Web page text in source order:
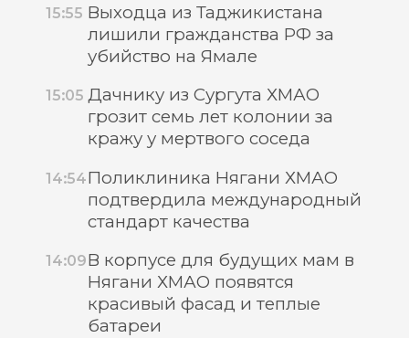
15:55 Выходца из Таджикистана
лишили гражданства РФ за
убийство на Ямале
15:05 Дачнику из Сургута ХМАО
грозит семь лет колонии за
кражу у мертвого соседа
14:54Поликлиника Нягани ХМАО
подтвердила международный
стандарт качества
14:09В корпусе для будущих мам в
Нягани ХМАО появятся
красивый фасад и теплые
батареи